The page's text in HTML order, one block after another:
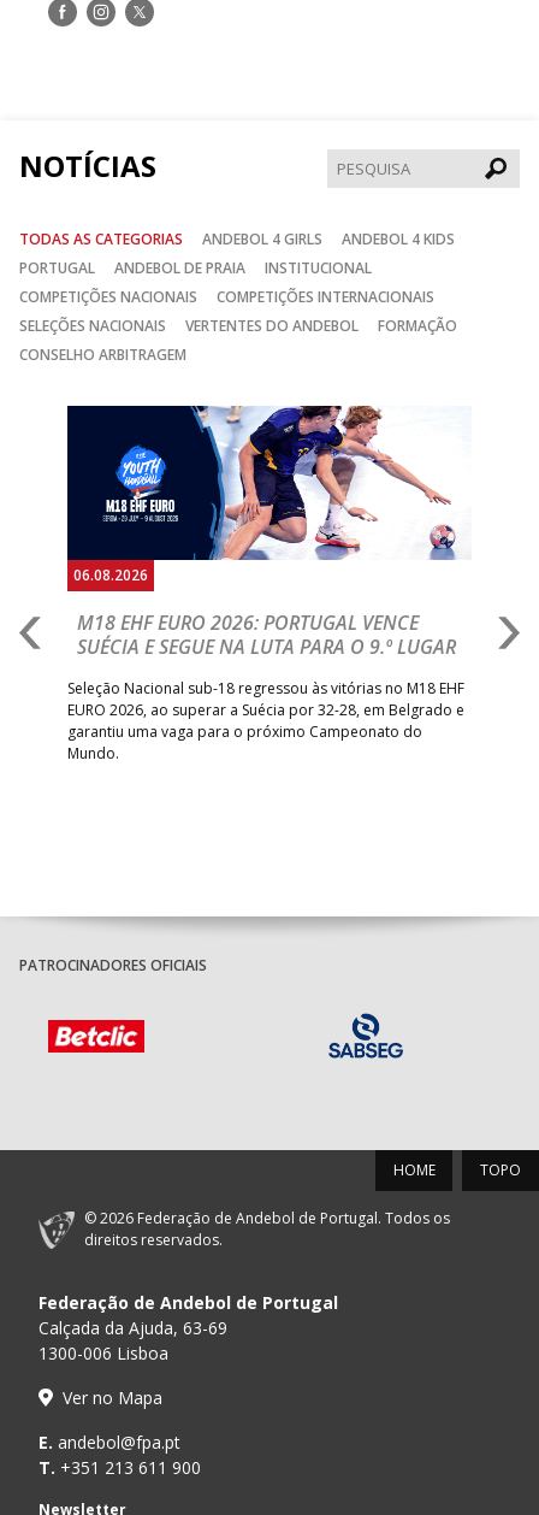
Siga-Siga-Siga-
NOTÍCIAS
TODAS AS CATEGORIAS ANDEBOL 4 GIRLS
ANDEBOL 4 KIDS
PORTUGAL
ANDEBOL DE PRAIA
INSTITUCIONAL
COMPETIÇÕES NACIONAIS
COMPETIÇÕES INTERNACIONAIS
SELEÇÕES NACIONAIS
VERTENTES DO ANDEBOL
FORMAÇÃO
CONSELHO ARBITRAGEM
06.08.2026
M18 EHF EURO 2026: PORTUGAL VENCE
SUÉCIA E SEGUE NA LUTA PARA O 9.º LUGAR
Seleção Nacional sub-18 regressou às vitórias no M18 EHF
EURO 2026, ao superar a Suécia por 32-28, em Belgrado e
garantiu uma vaga para o próximo Campeonato do
Mundo.
PATROCINADORES OFICIAIS
TOPO
HOME
© 2026 Federação de Andebol de Portugal. Todos os
direitos reservados.
Federação de Andebol de Portugal
Calçada da Ajuda, 63-69
1300-006 Lisboa
Ver no Mapa
E. andebol@fpa.pt
T. +351 213 611 900
Newsletter